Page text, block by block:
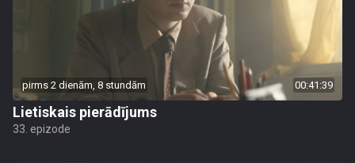
pirms 2 dienām, 8 stundām 00:41:39
Lietiskais pierādījums
33. epizode